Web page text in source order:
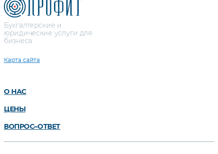
Бухгалтерские и
юридические услуги для
бизнеса
Карта сайта
О НАС
ЦЕНЫ
ВОПРОС–ОТВЕТ